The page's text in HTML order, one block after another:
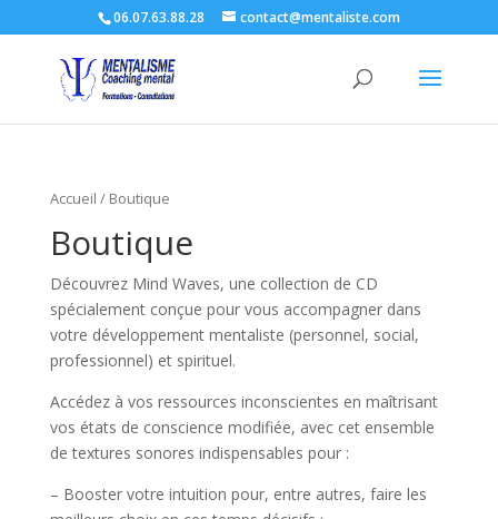
06.07.63.88.28 contact@mentaliste.com
Accueil / Boutique
Boutique
Découvrez Mind Waves, une collection de CD
spécialement conçue pour vous accompagner dans
votre développement mentaliste (personnel, social,
professionnel) et spirituel.
Accédez à vos ressources inconscientes en maîtrisant
vos états de conscience modifiée, avec cet ensemble
de textures sonores indispensables pour :
– Booster votre intuition pour, entre autres, faire les